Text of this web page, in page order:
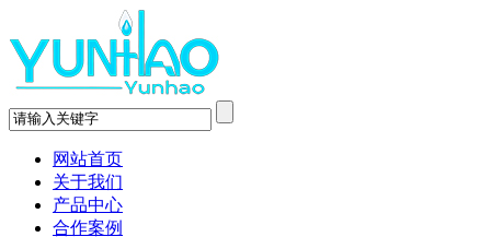
网站首页
关于我们
产品中心
合作案例